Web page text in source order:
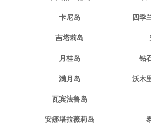
卡尼岛 四季
吉塔莉岛
月桂岛 钻
满月岛 沃木
瓦宾法鲁岛
安娜塔拉薇莉岛